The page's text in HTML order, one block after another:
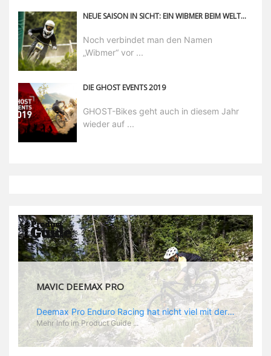
NEUE SAISON IN SICHT: EIN WIBMER BEIM WELTCUP!
Noch verbindet man den Namen
„Wibmer“ vor ...
DIE GHOST EVENTS 2019
GHOST-Bikes geht auch in diesem Jahr
wieder auf ...
MAVIC DEEMAX DH
Deemax DH Der neue Laufradsatz soll den veränderten Ansprüchen im Downhill Einsatz gerecht werden: die Geschwindigkeiten werden immer höher, die Kräfte, die aufs Material wirken ebenfalls. Damit steigen natürlich auch die Ansprüche der Fahrer ans Material. Das einzige, was eventuell niedriger wird, ist der Reifendruck. Somit ergibt sich der Anforderungskatalog an das Deemax-Update. Hier ist das Ergebnis: - der Laufradsatz bekam eine neue Felge mit 28 mm Innenbreite. Laut Scott Sharples ist das der beste Kompromiss aus Stabilität, Gewicht und Steifigkeit, vor allem aber passt diese Breite am besten zu den Reifen, die aktuell auf dem Markt sind und im Renneinsatz gefahren werden. Es gehe auch breite und schmaler, 28 mm hätten sich aber im Test als Optimum herausgestellt. - mit einem 4D-Fertigungsprozess wurde die Materialverteilung optimiert: Stabilität dort, wo sie erforderlich ist, Gewichtsersparnis da, wo es Sinn macht. Somit gibt Mavic eine GGewichtsersparnis von 15 % an, ohne an Stabilität einzubüßen - neue, ultraleichte „double butted“ Speichen und ein super effizienter Freilauf - Mavics bewährtes UST System für perfekte Kompatibilität mit Tubeless Reifen - Gewicht (Laufradset): 1944 g)
Mehr Info im Product Guide ...